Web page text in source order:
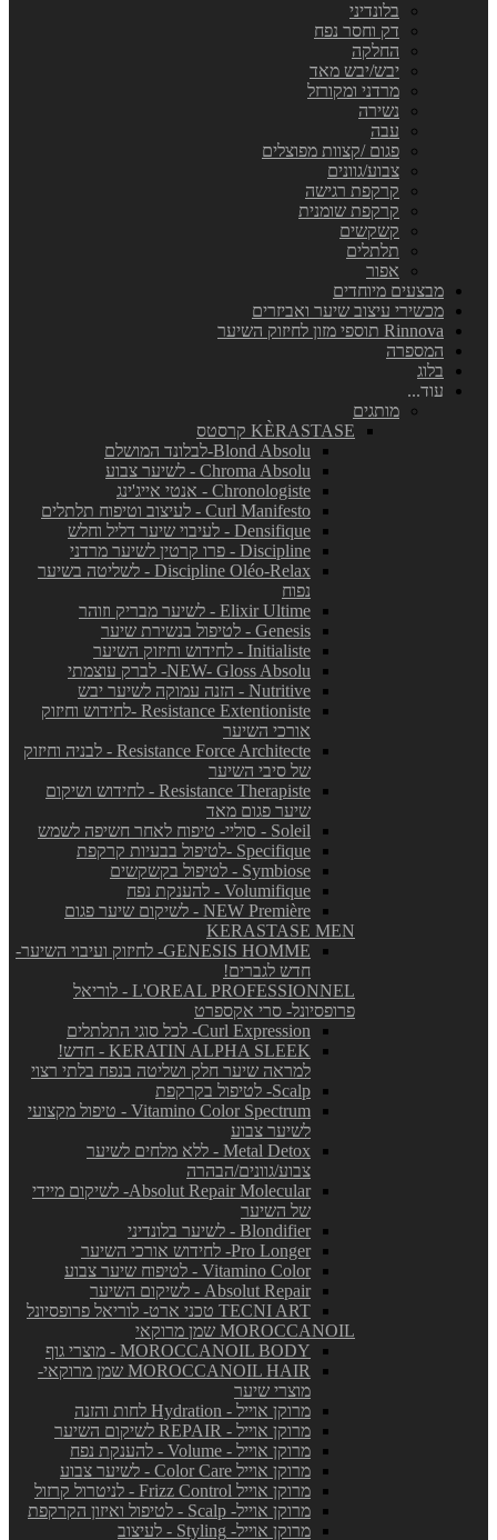
בלונדיני
דק וחסר נפח
החלקה
יבש/יבש מאד
מרדני ומקורזל
נשירה
עבה
פגום /קצוות מפוצלים
צבוע/גוונים
קרקפת רגישה
קרקפת שומנית
קשקשים
תלתלים
אפור
מבצעים מיוחדים
מכשירי עיצוב שיער ואביזרים
Rinnova תוספי מזון לחיזוק השיער
המספרה
בלוג
עוד...
מותגים
KÈRASTASE קרסטס
Blond Absolu-לבלונד המושלם
Chroma Absolu - לשיער צבוע
Chronologiste - אנטי אייג'ינג
Curl Manifesto - לעיצוב וטיפוח תלתלים
Densifique - לעיבוי שיער דליל וחלש
Discipline - פרו קרטין לשיער מרדני
Discipline Oléo-Relax - לשליטה בשיער
נפוח
Elixir Ultime - לשיער מבריק וזוהר
Genesis - לטיפול בנשירת שיער
Initialiste - לחידוש וחיזוק השיער
NEW- Gloss Absolu- לברק עוצמתי
Nutritive - הזנה עמוקה לשיער יבש
Resistance Extentioniste -לחידוש וחיזוק
אורכי השיער
Resistance Force Architecte - לבניה וחיזוק
של סיבי השיער
Resistance Therapiste - לחידוש ושיקום
שיער פגום מאד
Soleil - סוליי- טיפוח לאחר חשיפה לשמש
Specifique -לטיפול בבעיות קרקפת
Symbiose - לטיפול בקשקשים
Volumifique - להענקת נפח
NEW Première - לשיקום שיער פגום
KERASTASE MEN
GENESIS HOMME- לחיזוק ועיבוי השיער-
חדש לגברים!
L'OREAL PROFESSIONNEL - לוריאל
פרופסיונל- סרי אקספרט
Curl Expression- לכל סוגי התלתלים
KERATIN ALPHA SLEEK - חדש!
למראה שיער חלק ושליטה בנפח בלתי רצוי
Scalp- לטיפול בקרקפת
Vitamino Color Spectrum - טיפול מקצועי
לשיער צבוע
Metal Detox - ללא מלחים לשיער
צבוע/גוונים/הבהרה
Absolut Repair Molecular- לשיקום מיידי
של השיער
Blondifier - לשיער בלונדיני
Pro Longer- לחידוש אורכי השיער
Vitamino Color - לטיפוח שיער צבוע
Absolut Repair - לשיקום השיער
TECNI ART טכני ארט- לוריאל פרופסיונל
MOROCCANOIL שמן מרוקאי
MOROCCANOIL BODY - מוצרי גוף
MOROCCANOIL HAIR שמן מרוקאי-
מוצרי שיער
מרוקן אוייל - Hydration לחות והזנה
מרוקן אוייל - REPAIR לשיקום השיער
מרוקן אוייל - Volume - להענקת נפח
מרוקן אוייל Color Care - לשיער צבוע
מרוקן אוייל Frizz Control - לניטרול קרזול
מרוקן אוייל- Scalp - לטיפול ואיזון הקרקפת
מרוקן אוייל- Styling - לעיצוב